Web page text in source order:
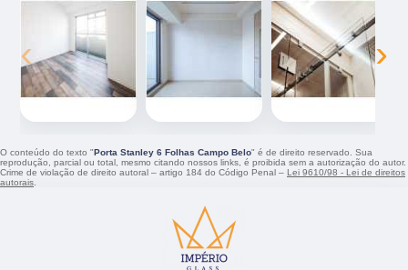
‹ ›
O conteúdo do texto " Porta Stanley 6 Folhas Campo Belo" é de direito reservado. Sua
reprodução, parcial ou total, mesmo citando nossos links, é proibida sem a autorização do autor.
Crime de violação de direito autoral – artigo 184 do Código Penal – Lei 9610/98 - Lei de direitos
autorais.